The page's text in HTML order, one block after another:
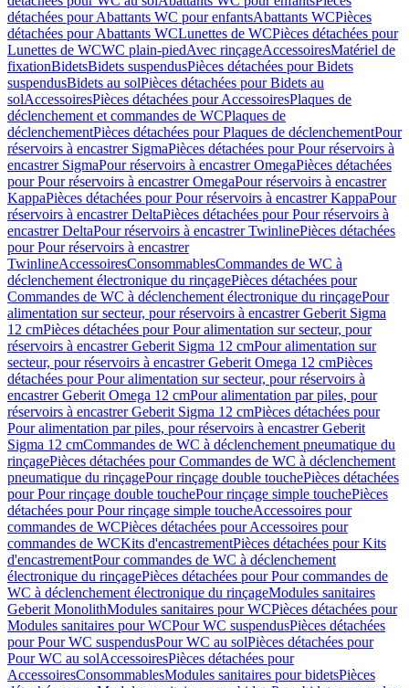
détachées pour Abattants WC pour enfantsAbattants WCPièces
détachées pour Abattants WCLunettes de WCPièces détachées pour
Lunettes de WCWC plain-piedAvec rinçageAccessoiresMatériel de
fixationBidetsBidets suspendusPièces détachées pour Bidets
suspendusBidets au solPièces détachées pour Bidets au
solAccessoiresPièces détachées pour AccessoiresPlaques de
déclenchement et commandes de WCPlaques de
déclenchementPièces détachées pour Plaques de déclenchementPour
réservoirs à encastrer SigmaPièces détachées pour Pour réservoirs à
encastrer SigmaPour réservoirs à encastrer OmegaPièces détachées
pour Pour réservoirs à encastrer OmegaPour réservoirs à encastrer
KappaPièces détachées pour Pour réservoirs à encastrer KappaPour
réservoirs à encastrer DeltaPièces détachées pour Pour réservoirs à
encastrer DeltaPour réservoirs à encastrer TwinlinePièces détachées
pour Pour réservoirs à encastrer
TwinlineAccessoiresConsommablesCommandes de WC à
déclenchement électronique du rinçagePièces détachées pour
Commandes de WC à déclenchement électronique du rinçagePour
alimentation sur secteur, pour réservoirs à encastrer Geberit Sigma
12 cmPièces détachées pour Pour alimentation sur secteur, pour
réservoirs à encastrer Geberit Sigma 12 cmPour alimentation sur
secteur, pour réservoirs à encastrer Geberit Omega 12 cmPièces
détachées pour Pour alimentation sur secteur, pour réservoirs à
encastrer Geberit Omega 12 cmPour alimentation par piles, pour
réservoirs à encastrer Geberit Sigma 12 cmPièces détachées pour
Pour alimentation par piles, pour réservoirs à encastrer Geberit
Sigma 12 cmCommandes de WC à déclenchement pneumatique du
rinçagePièces détachées pour Commandes de WC à déclenchement
pneumatique du rinçagePour rinçage double touchePièces détachées
pour Pour rinçage double touchePour rinçage simple touchePièces
détachées pour Pour rinçage simple toucheAccessoires pour
commandes de WCPièces détachées pour Accessoires pour
commandes de WCKits d'encastrementPièces détachées pour Kits
d'encastrementPour commandes de WC à déclenchement
électronique du rinçagePièces détachées pour Pour commandes de
WC à déclenchement électronique du rinçageModules sanitaires
Geberit MonolithModules sanitaires pour WCPièces détachées pour
Modules sanitaires pour WCPour WC suspendusPièces détachées
pour Pour WC suspendusPour WC au solPièces détachées pour
Pour WC au solAccessoiresPièces détachées pour
AccessoiresConsommablesModules sanitaires pour bidetsPièces